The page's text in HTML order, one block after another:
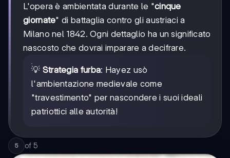
L'opera è ambientata durante le "cinque
giornate" di battaglia contro gli austriaci a
Milano nel 1842. Ogni dettaglio ha un significato
nascosto che dovrai imparare a decifrare.
💡 Strategia furba: Hayez usò
l'ambientazione medievale come
"travestimento" per nascondere i suoi ideali
patriottici alle autorità!
5 of 5